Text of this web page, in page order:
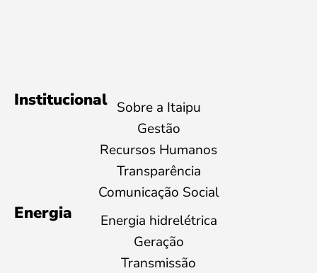
Institucional Sobre a Itaipu
Gestão
Recursos Humanos
Transparência
Comunicação Social
Energia
Energia hidrelétrica
Geração
Transmissão